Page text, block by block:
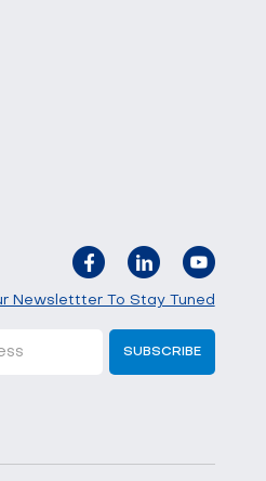
Newslettter To Stay Tuned